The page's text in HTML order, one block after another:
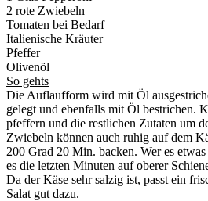
2 rote Zwiebeln
Tomaten bei Bedarf
Italienische Kräuter
Pfeffer
Olivenöl
So gehts
Die Auflaufform wird mit Öl
gelegt und ebenfalls mit Öl bestrichen.
pfeffern und die restlichen Zutaten um
Zwiebeln können auch ruhig auf dem
200 Grad 20 Min. backen. Wer es
es die letzten Minuten auf oberer
Da der Käse sehr salzig ist, passt ein
Salat gut dazu.